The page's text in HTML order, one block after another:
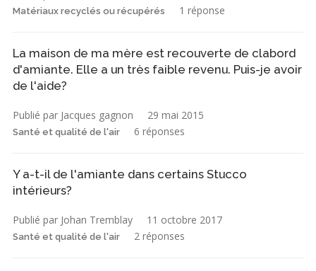
Matériaux recyclés ou récupérés 1 réponse
La maison de ma mère est recouverte de clabord
d'amiante. Elle a un très faible revenu. Puis-je avoir
de l'aide?
Publié par Jacques gagnon 29 mai 2015
Santé et qualité de l'air 6 réponses
Y a-t-il de l'amiante dans certains Stucco
intérieurs?
Publié par Johan Tremblay 11 octobre 2017
Santé et qualité de l'air 2 réponses